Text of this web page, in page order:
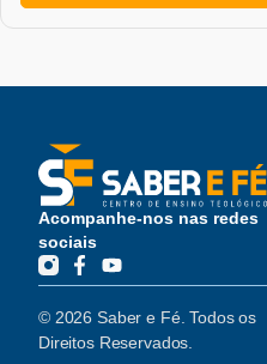
Acompanhe-nos nas redes
sociais
© 2026 Saber e Fé. Todos os
Direitos Reservados.